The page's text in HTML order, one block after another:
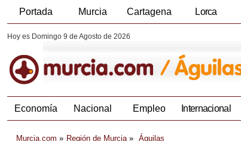
Portada Murcia Cartagena Lorca
Hoy es Domingo 9 de Agosto de 2026
Economía Nacional Empleo Internacional
Murcia.com Región de Murcia Águilas